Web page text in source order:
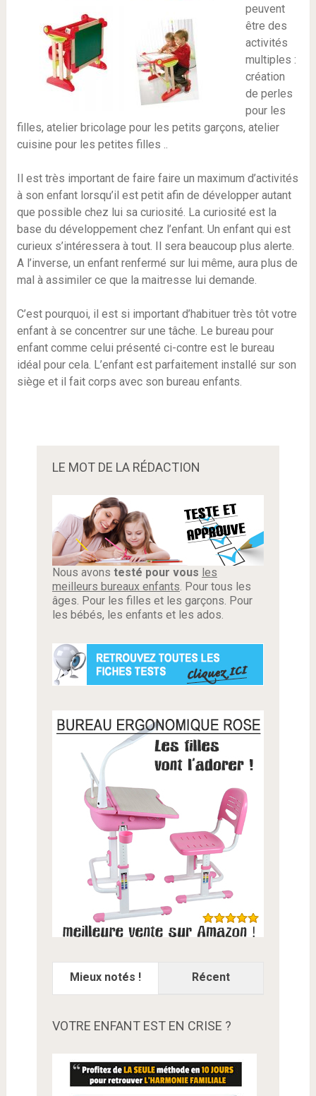
peuvent
être des
activités
multiples :
création
de perles
pour les
filles, atelier bricolage pour les petits garçons, atelier
cuisine pour les petites filles ..
Il est très important de faire faire un maximum d’activités
à son enfant lorsqu’il est petit afin de développer autant
que possible chez lui sa curiosité. La curiosité est la
base du développement chez l’enfant. Un enfant qui est
curieux s’intéressera à tout. Il sera beaucoup plus alerte.
A l’inverse, un enfant renfermé sur lui même, aura plus de
mal à assimiler ce que la maitresse lui demande.
C’est pourquoi, il est si important d’habituer très tôt votre
enfant à se concentrer sur une tâche. Le bureau pour
enfant comme celui présenté ci-contre est le bureau
idéal pour cela. L’enfant est parfaitement installé sur son
siège et il fait corps avec son bureau enfants.
LE MOT DE LA RÉDACTION
Nous avons testé pour vous les
meilleurs bureaux enfants. Pour tous les
âges. Pour les filles et les garçons. Pour
les bébés, les enfants et les ados.
Mieux notés ! Récent
VOTRE ENFANT EST EN CRISE ?